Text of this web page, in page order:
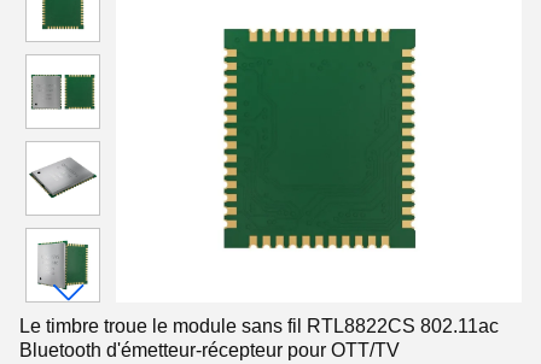
Le timbre troue le module sans fil RTL8822CS 802.11ac
Bluetooth d'émetteur-récepteur pour OTT/TV